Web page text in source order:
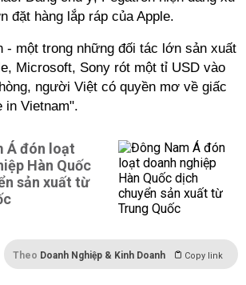
đặt hàng lắp ráp của Apple.
- một trong những đối tác lớn sản xuất
Microsoft, Sony rót một tỉ USD vào
người Việt có quyền mơ về giấc
in Vietnam".
Á đón loạt
Hàn Quốc
sản xuất từ
Theo Doanh Nghiệp & Kinh Doanh Copy link